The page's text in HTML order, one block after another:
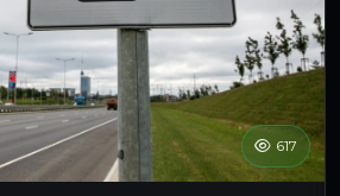
617